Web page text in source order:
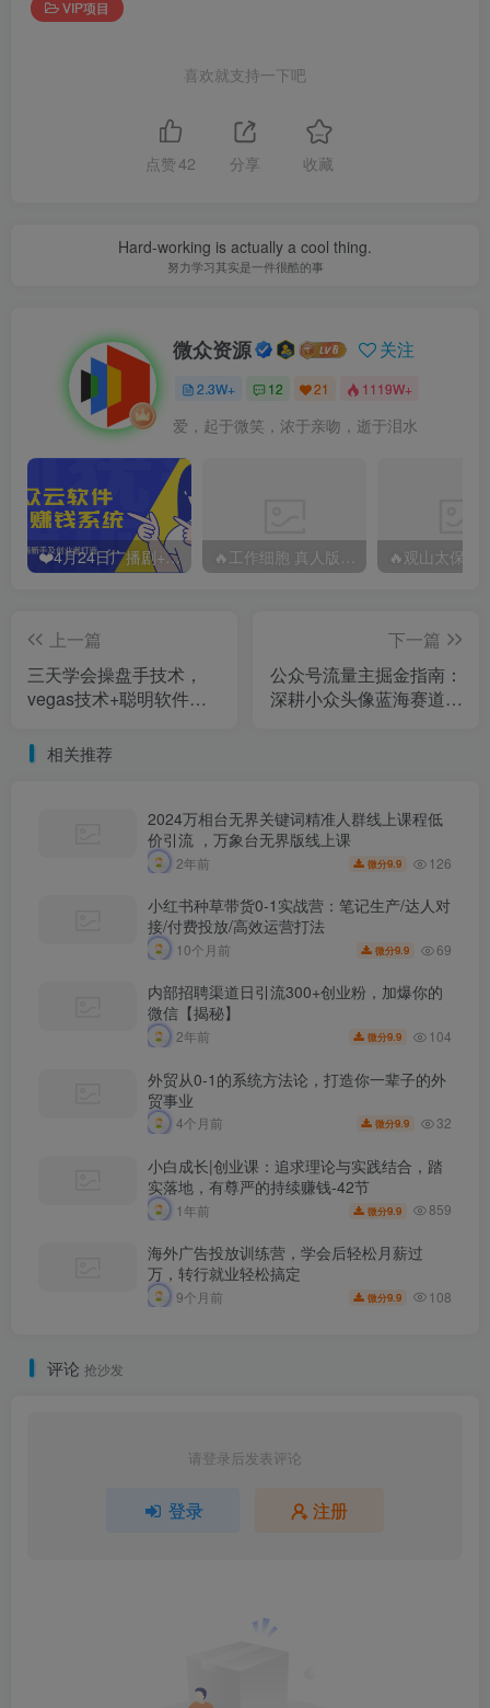
VIP项目
喜欢就支持一下吧
点赞42 分享 收藏
Hard-working is actually a cool thing.
努力学习其实是一件很酷的事
微众资源 关注
2.3W+ 12 21 1119W+
爱，起于微笑，浓于亲吻，逝于泪水
❤️4月24日广播剧+有S剧单期合集 百度：
上一篇
三天学会操盘手技术，
vegas技术+聪明软件，
入1000+
下一篇
公众号流量主掘金指南：
深耕小众头像蓝海赛道，
相关推荐
2024万相台无界关键词精准人群线上课程低
价引流 ，万象台无界版线上课
2年前 微分9.9 126
小红书种草带货0-1实战营：笔记生产/达人对
接/付费投放/高效运营打法
10个月前 微分9.9 69
内部招聘渠道日引流300+创业粉，加爆你的
微信【揭秘】
2年前 微分9.9 104
外贸从0-1的系统方法论，打造你一辈子的外
贸事业
4个月前 微分9.9 32
小白成长|创业课：追求理论与实践结合，踏
实落地，有尊严的持续赚钱-42节
1年前 微分9.9 859
海外广告投放训练营，学会后轻松月薪过
万，转行就业轻松搞定
9个月前 微分9.9 108
评论 抢沙发
请登录后发表评论
登录 注册